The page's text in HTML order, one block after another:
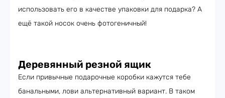
использовать его в качестве упаковки для подарка? А
ещё такой носок очень фотогеничный!
Деревянный резной ящик
Если привычные подарочные коробки кажутся тебе
банальными, лови альтернативный вариант. В таком